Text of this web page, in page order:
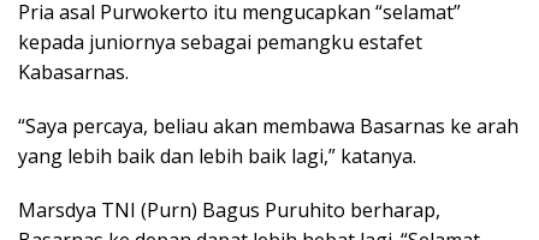
Pria asal Purwokerto itu mengucapkan “selamat”
kepada juniornya sebagai pemangku estafet
Kabasarnas.
“Saya percaya, beliau akan membawa Basarnas ke arah
yang lebih baik dan lebih baik lagi,” katanya.
Marsdya TNI (Purn) Bagus Puruhito berharap,